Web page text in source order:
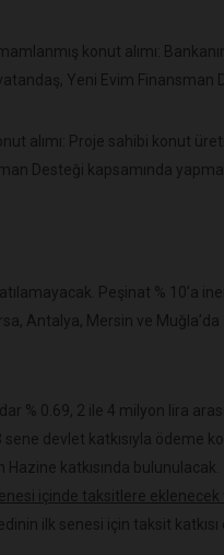
konut alımı:
Yeni Evim Finansman
alımı: Proje sahibi konut
Desteği kapsamında
Peşinat % 10’a
Antalya, Mersin ve
% 0.69, 2 ile 4 milyon lira
devlet katkısıyla ödeme
katkısında bulunulacak.
içinde taksitlere eklenecek
ilk senesi için taksit katkısı